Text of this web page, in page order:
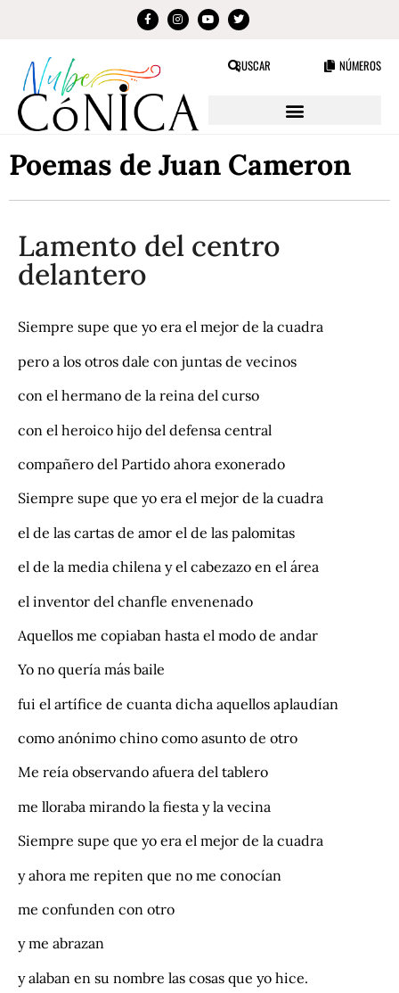
BUSCAR NÚMEROS
Poemas de Juan Cameron
Lamento del centro
delantero
Siempre supe que yo era el mejor de la cuadra
pero a los otros dale con juntas de vecinos
con el hermano de la reina del curso
con el heroico hijo del defensa central
compañero del Partido ahora exonerado
Siempre supe que yo era el mejor de la cuadra
el de las cartas de amor el de las palomitas
el de la media chilena y el cabezazo en el área
el inventor del chanfle envenenado
Aquellos me copiaban hasta el modo de andar
Yo no quería más baile
fui el artífice de cuanta dicha aquellos aplaudían
como anónimo chino como asunto de otro
Me reía observando afuera del tablero
me lloraba mirando la fiesta y la vecina
Siempre supe que yo era el mejor de la cuadra
y ahora me repiten que no me conocían
me confunden con otro
y me abrazan
y alaban en su nombre las cosas que yo hice.